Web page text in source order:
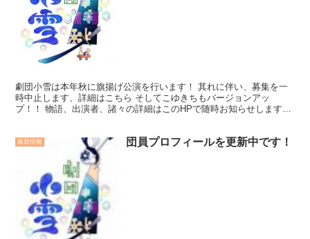
劇団小雪は本年秋に旗揚げ公演を行います！ 其れに伴い、募集を一
時中止します、詳細はこちら そしてこゆきちもバージョンアッ
プ！！ 物語、出演者、諸々の詳細はこのHPで随時お知らせします！
最新情報 団員プロフィールを更新中です！